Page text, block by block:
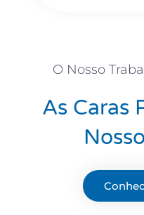
O Nosso
As Caras